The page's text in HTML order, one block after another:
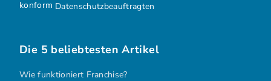
Datenschutzbeauftragten
Die 5 beliebtesten Artikel
Wie funktioniert Franchise?